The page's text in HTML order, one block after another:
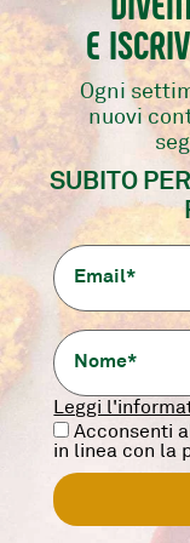
F.A.Q.
Contatti.
Lavora con noi.
Termini e
Privacy Policy
E
Ogni
nuovi
SUBITO
Leggi
Acconsenti
in linea con la